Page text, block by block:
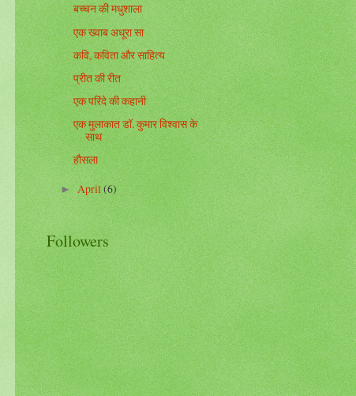
बच्चन की मधुशाला
एक ख्वाब अधूरा सा
कवि, कविता और साहित्य
प्रीत की रीत
एक परिंदे की कहानी
एक मुलाकात डॉ. कुमार विश्वास के
साथ
हौसला
►April(6)
Followers